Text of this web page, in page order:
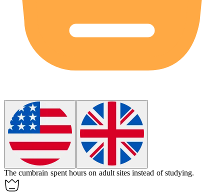
Thecumbrain spent hours on adult sites instead of studying.